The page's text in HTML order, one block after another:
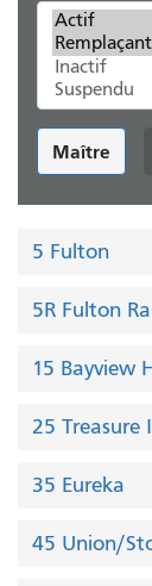
Maître
5 Fulton
5R Fulton
15 Bayview
25 Treasure
35 Eureka
45 Union/